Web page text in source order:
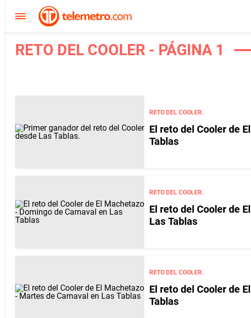
RETO DEL COOLER - PÁGINA 1
RETO DEL COOLER.
El reto del Cooler de
Tablas
RETO DEL COOLER.
El reto del Cooler de
Las Tablas
RETO DEL COOLER.
El reto del Cooler de
Tablas